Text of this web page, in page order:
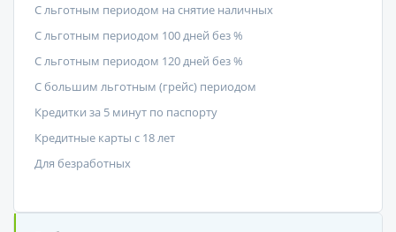
С льготным периодом на снятие наличных
С льготным периодом 100 дней без %
С льготным периодом 120 дней без %
С большим льготным (грейс) периодом
Кредитки за 5 минут по паспорту
Кредитные карты с 18 лет
Для безработных